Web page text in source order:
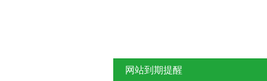
网站到期提醒